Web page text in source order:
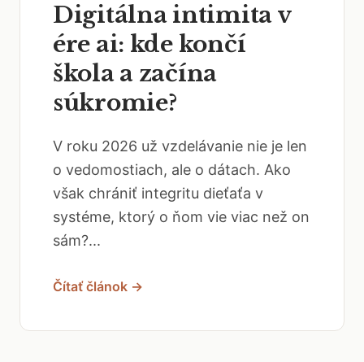
Digitálna intimita v
ére ai: kde končí
škola a začína
súkromie?
V roku 2026 už vzdelávanie nie je len
o vedomostiach, ale o dátach. Ako
však chrániť integritu dieťaťa v
systéme, ktorý o ňom vie viac než on
sám?...
Čítať článok →